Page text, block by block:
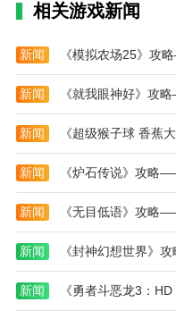
数据库及图片存储不再
[一键批量打印]
支持Excel数据库导入
量打印。
小编评价
《汉码》是一款高效便
专为提升个人与企业工
观，操作逻辑简明，即
通过稳定的蓝牙连接技
备配对，无论是在办公
都能轻松完成标签的编
相关游戏新闻
新闻
新闻
新闻
新闻 《炉石传说》攻略
新闻 《无目低语》攻略
新闻 《封神幻想世界》
新闻